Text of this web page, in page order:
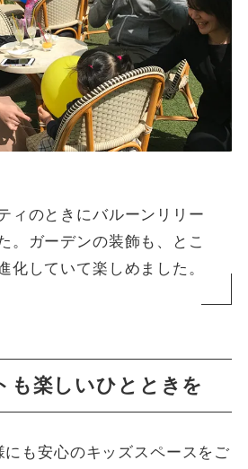
ィのときにバルーンリリー
。ガーデンの装飾も、とこ
化していて楽しめました。
も楽しいひとときを
も安心のキッズスペースをご